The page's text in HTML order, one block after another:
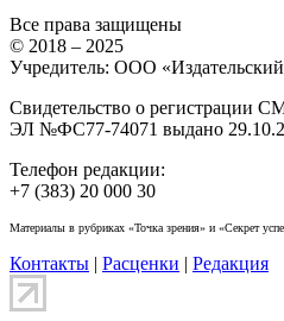
Все права защищены
© 2018 – 2025
Учредитель: ООО
Свидетельство о регистрации
ЭЛ №ФС77-74071 выдано
Телефон редакции:
+7 (383) 20 000 30
Материалы в рубриках «Точка зрения» и «Секрет
Контакты | Расценки | Редакция